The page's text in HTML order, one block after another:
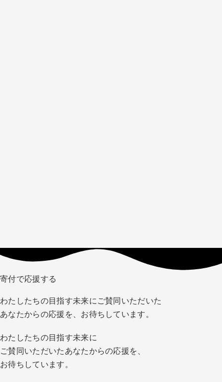
寄付で応援する
わたしたちの目指す未来にご賛同いただいた
あなたからの応援を、お待ちしています。
わたしたちの目指す未来に
ご賛同いただいたあなたからの応援を、
お待ちしています。